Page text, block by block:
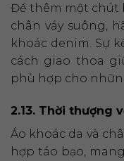
Để thêm một chút
chân váy suông,
khoác denim. Sự
cách giao thoa
phù hợp cho
2.13. Thời thượng
Áo khoác da và
hợp táo bạo,